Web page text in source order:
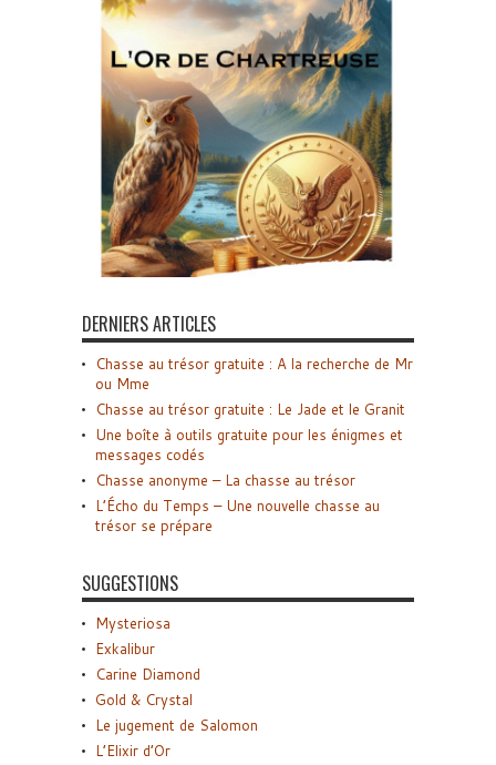
DERNIERS ARTICLES
Chasse au trésor gratuite : A la recherche de Mr
ou Mme
Chasse au trésor gratuite : Le Jade et le Granit
Une boîte à outils gratuite pour les énigmes et
messages codés
Chasse anonyme – La chasse au trésor
L’Écho du Temps – Une nouvelle chasse au
trésor se prépare
SUGGESTIONS
Mysteriosa
Exkalibur
Carine Diamond
Gold & Crystal
Le jugement de Salomon
L’Elixir d’Or